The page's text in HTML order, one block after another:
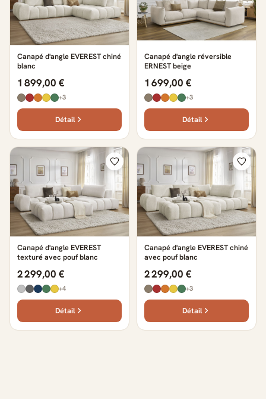
Canapé d'angle EVEREST chiné
blanc
1 899,00 €
+3
Détail
Canapé d'angle réversible
ERNEST beige
1 699,00 €
+3
Détail
Canapé d'angle EVEREST
texturé avec pouf blanc
2 299,00 €
+4
Détail
Canapé d'angle EVEREST chiné
avec pouf blanc
2 299,00 €
+3
Détail